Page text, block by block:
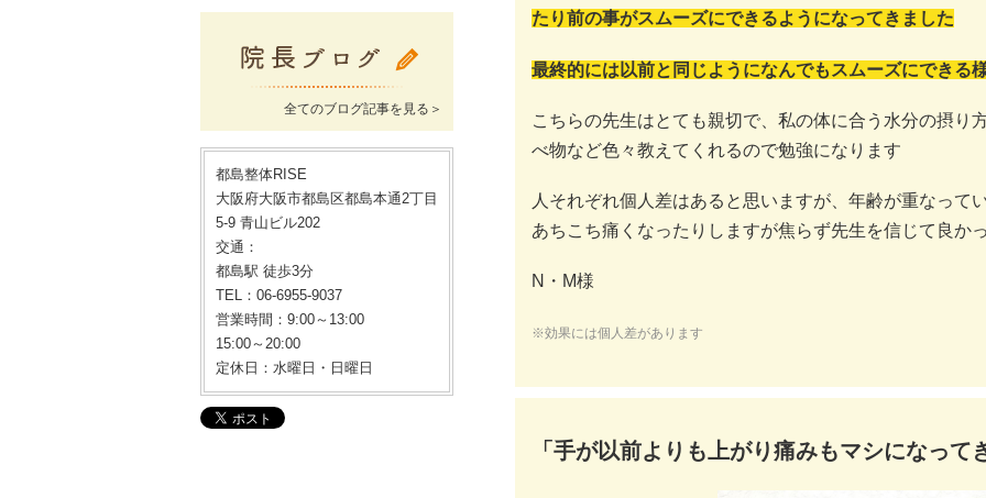
全てのブログ記事を見る＞
都島整体RISE
大阪府大阪市都島区都島本通2丁目
5-9 青山ビル202
交通：
都島駅 徒歩3分
TEL：06-6955-9037
営業時間：9:00～13:00
15:00～20:00
定休日：水曜日・日曜日
たり前の事がスムーズにできるようになってきました
最終的には以前と同じようになんでもスムーズにできる
こちらの先生はとても親切で、私の体に合う水分の摂り
べ物など色々教えてくれるので勉強になります
人それぞれ個人差はあると思いますが、年齢が重なって
あちこち痛くなったりしますが焦らず先生を信じて良か
N・M様
※効果には個人差があります
「手が以前よりも上がり痛みもマシになって